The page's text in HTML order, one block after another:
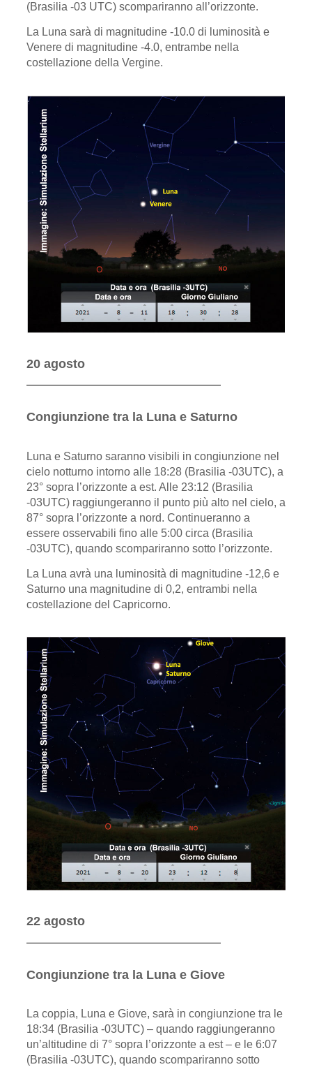
(Brasilia -03 UTC) scompariranno all’orizzonte.
La Luna sarà di magnitudine -10.0 di luminosità e
Venere di magnitudine -4.0, entrambe nella
costellazione della Vergine.
20 agosto
Congiunzione tra la Luna e Saturno
Luna e Saturno saranno visibili in congiunzione nel
cielo notturno intorno alle 18:28 (Brasilia -03UTC), a
23° sopra l’orizzonte a est. Alle 23:12 (Brasilia
-03UTC) raggiungeranno il punto più alto nel cielo, a
87° sopra l’orizzonte a nord. Continueranno a
essere osservabili fino alle 5:00 circa (Brasilia
-03UTC), quando scompariranno sotto l’orizzonte.
La Luna avrà una luminosità di magnitudine -12,6 e
Saturno una magnitudine di 0,2, entrambi nella
costellazione del Capricorno.
22 agosto
Congiunzione tra la Luna e Giove
La coppia, Luna e Giove, sarà in congiunzione tra le
18:34 (Brasilia -03UTC) – quando raggiungeranno
un’altitudine di 7° sopra l’orizzonte a est – e le 6:07
(Brasilia -03UTC), quando scompariranno sotto